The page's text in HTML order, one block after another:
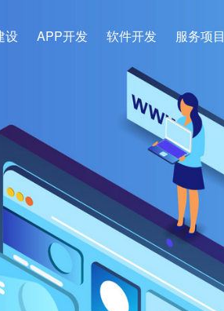
设 APP开发 软件开发 服务项目